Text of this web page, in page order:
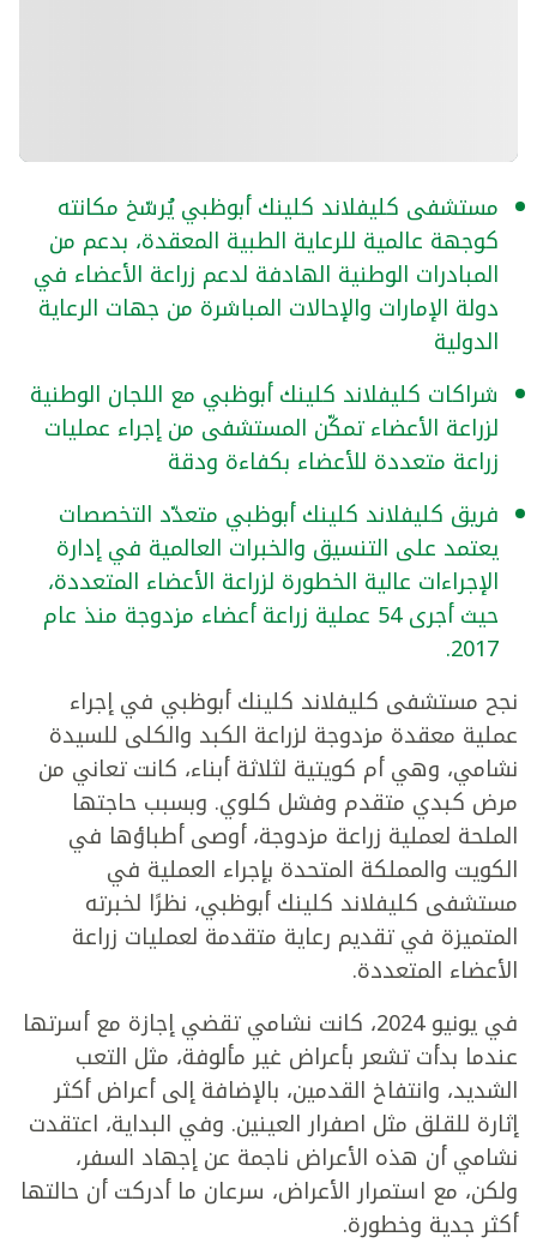
مستشفى كليفلاند كلينك أبوظبي يُرسّخ مكانته
كوجهة عالمية للرعاية الطبية المعقدة، بدعم من
المبادرات الوطنية الهادفة لدعم زراعة الأعضاء في
دولة الإمارات والإحالات المباشرة من جهات الرعاية
الدولية
شراكات كليفلاند كلينك أبوظبي مع اللجان الوطنية
لزراعة الأعضاء تمكّن المستشفى من إجراء عمليات
زراعة متعددة للأعضاء بكفاءة ودقة
فريق كليفلاند كلينك أبوظبي متعدّد التخصصات
يعتمد على التنسيق والخبرات العالمية في إدارة
الإجراءات عالية الخطورة لزراعة الأعضاء المتعددة،
حيث أجرى 54 عملية زراعة أعضاء مزدوجة منذ عام
2017.
نجح مستشفى كليفلاند كلينك أبوظبي في إجراء
عملية معقدة مزدوجة لزراعة الكبد والكلى للسيدة
نشامي، وهي أم كويتية لثلاثة أبناء، كانت تعاني من
مرض كبدي متقدم وفشل كلوي. وبسبب حاجتها
الملحة لعملية زراعة مزدوجة، أوصى أطباؤها في
الكويت والمملكة المتحدة بإجراء العملية في
مستشفى كليفلاند كلينك أبوظبي، نظرًا لخبرته
المتميزة في تقديم رعاية متقدمة لعمليات زراعة
الأعضاء المتعددة.
في يونيو 2024، كانت نشامي تقضي إجازة مع أسرتها
عندما بدأت تشعر بأعراض غير مألوفة، مثل التعب
الشديد، وانتفاخ القدمين، بالإضافة إلى أعراض أكثر
إثارة للقلق مثل اصفرار العينين. وفي البداية، اعتقدت
نشامي أن هذه الأعراض ناجمة عن إجهاد السفر،
ولكن، مع استمرار الأعراض، سرعان ما أدركت أن حالتها
أكثر جدية وخطورة.